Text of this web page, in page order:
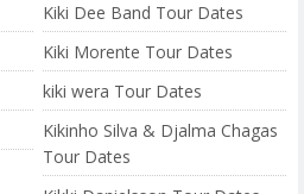
Kiki Dee Band Tour Dates
Kiki Morente Tour Dates
kiki wera Tour Dates
Kikinho Silva & Djalma Chagas
Tour Dates